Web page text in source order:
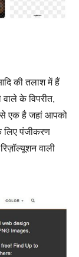
की तलाश में हैं
के विपरीत,
से एक है जहां आपको
लिए पंजीकरण
वाली